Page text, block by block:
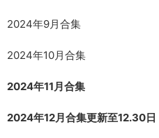
2024年9月合集
2024年10月合集
2024年11月合集
2024年12月合集更新至12.30日